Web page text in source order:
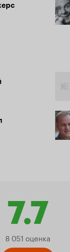
7.7
8 051 оценка